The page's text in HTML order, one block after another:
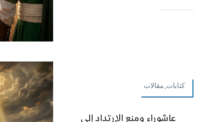
كتابات,مقالات
عاشوراء ومنع الارتداد إلى